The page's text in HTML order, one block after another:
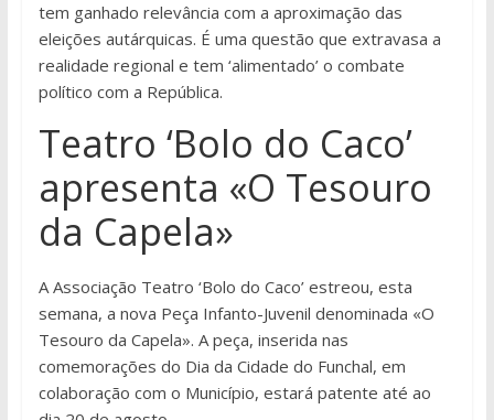
tem ganhado relevância com a aproximação das
eleições autárquicas. É uma questão que extravasa a
realidade regional e tem ‘alimentado’ o combate
político com a República.
Teatro ‘Bolo do Caco’
apresenta «O Tesouro
da Capela»
A Associação Teatro ‘Bolo do Caco’ estreou, esta
semana, a nova Peça Infanto-Juvenil denominada «O
Tesouro da Capela». A peça, inserida nas
comemorações do Dia da Cidade do Funchal, em
colaboração com o Município, estará patente até ao